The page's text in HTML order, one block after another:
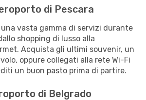
di Pescara
vasta gamma di servizi durante
shopping di lusso alla
Acquista gli ultimi souvenir, un
oppure collegati alla rete Wi-Fi
un buon pasto prima di partire.
di Belgrado